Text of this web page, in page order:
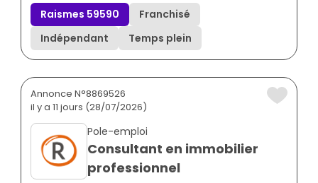
Raismes 59590
Franchisé
Indépendant
Temps plein
Annonce N°8869526
il y a 11 jours (28/07/2026)
Pole-emploi
Consultant en immobilier
professionnel